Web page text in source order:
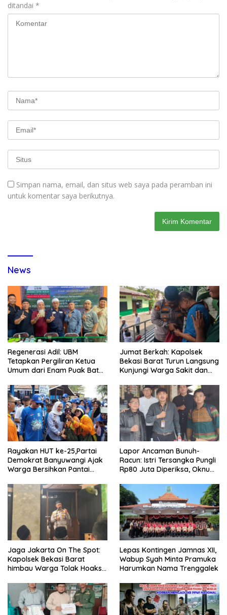
ditandai *
Simpan nama, email, dan situs web saya pada peramban ini
untuk komentar saya berikutnya.
News
Regenerasi Adil: UBM
Tetapkan Pergiliran Ketua
Umum dari Enam Puak Batak
Jumat Berkah: Kapolsek
Bekasi Barat Turun Langsung
Kunjungi Warga Sakit dan
Rayakan HUT ke-25,Partai
Demokrat Banyuwangi Ajak
Warga Bersihkan Pantai
Lapor Ancaman Bunuh-
Racun: Istri Tersangka Pungli
Rp80 Juta Diperiksa, Oknum
Disdagperin
Jaga Jakarta On The Spot:
Kapolsek Bekasi Barat
himbau Warga Tolak Hoaks
Sholat Jumat
Lepas Kontingen Jamnas XII,
Wabup Syah Minta Pramuka
Harumkan Nama Trenggalek